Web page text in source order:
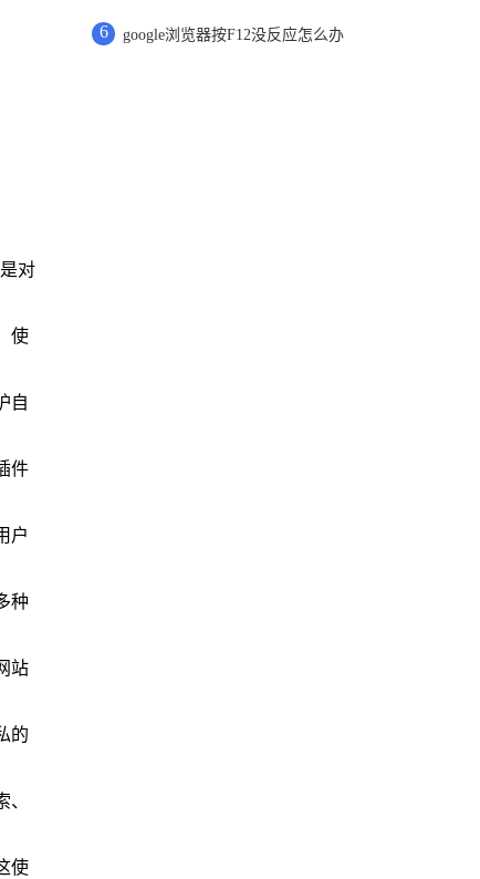
对
使
自
件
户
种
站
的
使
6 google浏览器按F12没反应怎么办